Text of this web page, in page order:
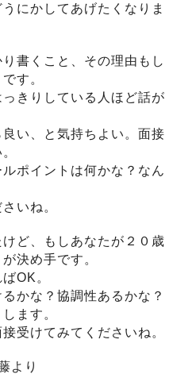
にかしてあげたくなりま
書くこと、その理由もし
す。
きりしている人ほど話が
い、と気持ちよい。面接
ポイントは何かな？なん
いね。
ど、もしあなたが２０歳
決め手です。
OK。
かな？協調性あるかな？
ます。
受けてみてくださいね。
より